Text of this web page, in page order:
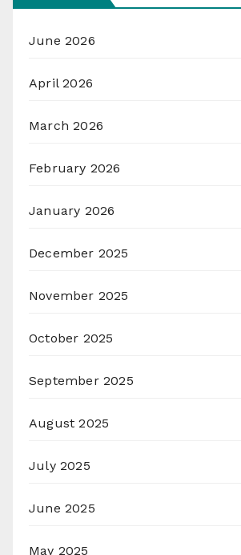
June 2026
April 2026
March 2026
February 2026
January 2026
December 2025
November 2025
October 2025
September 2025
August 2025
July 2025
June 2025
May 2025